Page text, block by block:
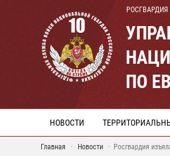
РОСГВАРДИЯ
ПО
НОВОСТИ
Главная Новости Росгвардия